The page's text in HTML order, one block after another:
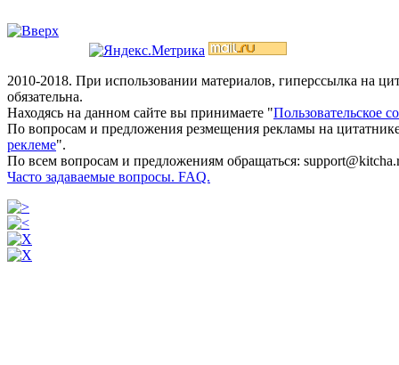
2010-2018. При использовании материалов, гиперссылка на
обязательна.
Находясь на данном сайте вы принимаете "Пользовательское
По вопросам и предложения резмещения рекламы на
реклеме".
По всем вопросам и предложениям обращаться:
Часто задаваемые вопросы. FAQ.